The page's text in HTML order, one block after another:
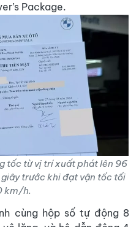
Package.
tốc từ vị trí xuất phát lên 96
trước khi đạt vận tốc tối
km/h.
cùng hộp số tự động 8